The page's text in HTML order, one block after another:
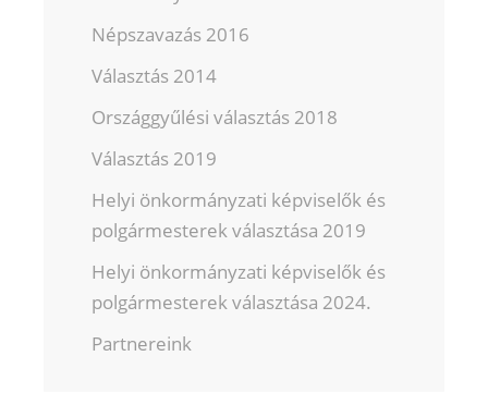
Népszavazás 2016
Választás 2014
Országgyűlési választás 2018
Választás 2019
Helyi önkormányzati képviselők és
polgármesterek választása 2019
Helyi önkormányzati képviselők és
polgármesterek választása 2024.
Partnereink